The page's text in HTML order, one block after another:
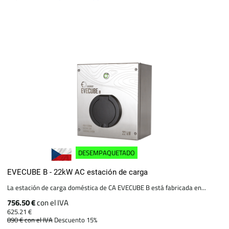
DESEMPAQUETADO
EVECUBE B - 22kW AC estación de carga
La estación de carga doméstica de CA EVECUBE B está fabricada en...
756.50 €con el IVA
625.21 €
890 €con el IVA Descuento 15%